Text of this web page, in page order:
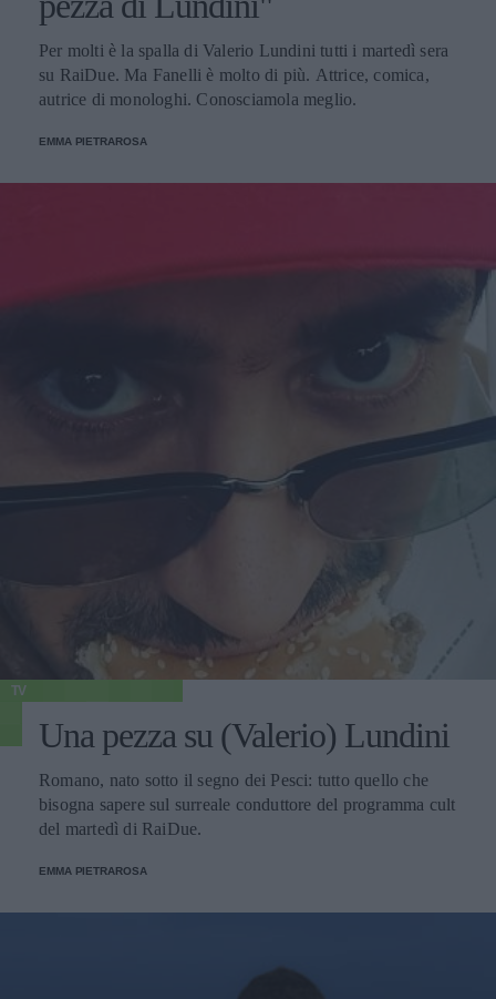
Per molti è la spalla di Valerio Lundini tutti i martedì sera
su RaiDue. Ma Fanelli è molto di più. Attrice, comica,
autrice di monologhi. Conosciamola meglio.
EMMA PIETRAROSA
TV
Una pezza su (Valerio) Lundini
Romano, nato sotto il segno dei Pesci: tutto quello che
bisogna sapere sul surreale conduttore del programma cult
del martedì di RaiDue.
EMMA PIETRAROSA